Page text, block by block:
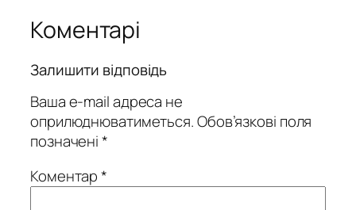
Коментарі
Залишити відповідь
Ваша e-mail адреса не
оприлюднюватиметься.Обов’язкові поля
позначені*
Коментар*